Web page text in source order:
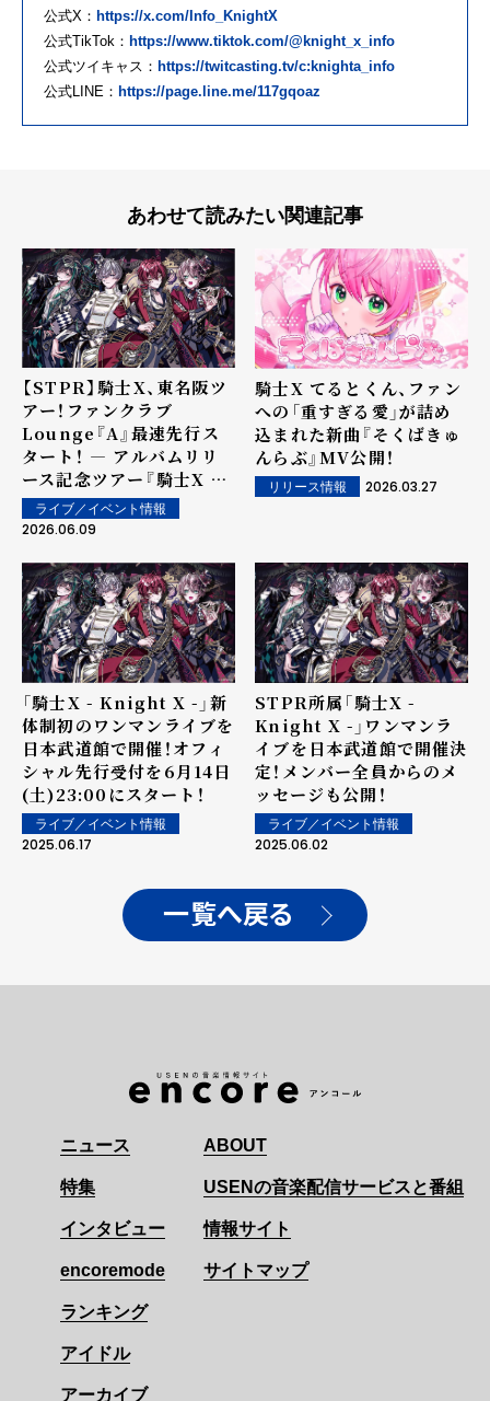
公式X： https://x.com/Info_KnightX
公式TikTok： https://www.tiktok.com/@knight_x_info
公式ツイキャス： https://twitcasting.tv/c:knighta_info
公式LINE： https://page.line.me/117gqoaz
あわせて読みたい関連記事
【STPR】騎士X、東名阪ツ
アー！ファンクラブ
Lounge『A』最速先行ス
タート！ ― アルバムリリ
ース記念ツアー『騎士X -
Knight X - Live Tour
2026-2027『Tier１』』
ライブ／イベント情報
2026.06.09
騎士X てるとくん、ファン
への「重すぎる愛」が詰め
込まれた新曲『そくばきゅ
んらぶ』MV公開！
リリース情報 2026.03.27
「騎士X - Knight X -」新
体制初のワンマンライブを
日本武道館で開催！オフィ
シャル先行受付を6月14日
(土)23:00にスタート！
ライブ／イベント情報
2025.06.17
STPR所属「騎士X -
Knight X -」ワンマンラ
イブを日本武道館で開催決
定！メンバー全員からのメ
ッセージも公開！
ライブ／イベント情報
2025.06.02
一覧へ戻る
ニュース
特集
インタビュー
encoremode
ランキング
アイドル
アーカイブ
ABOUT
USENの音楽配信サービスと番組
情報サイト
サイトマップ